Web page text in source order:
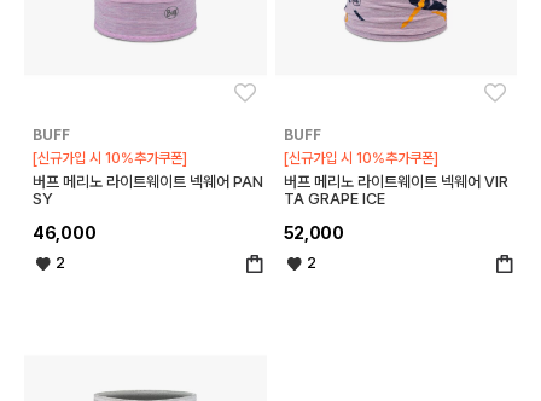
BUFF
[신규가입 시 10%추가쿠폰]
버프 메리노 라이트웨이트 넥웨어 PAN
SY
46,000
2
BUFF
[신규가입 시 10%추가쿠폰]
버프 메리노 라이트웨이트 넥웨어 VIR
TA GRAPE ICE
52,000
2